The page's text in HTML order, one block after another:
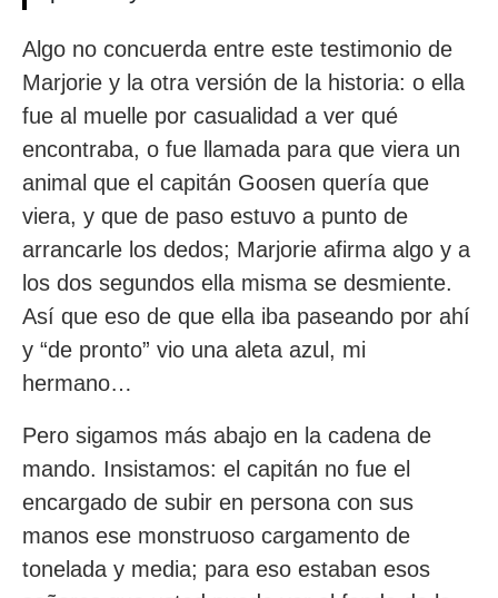
Algo no concuerda entre este testimonio de
Marjorie y la otra versión de la historia: o ella
fue al muelle por casualidad a ver qué
encontraba, o fue llamada para que viera un
animal que el capitán Goosen quería que
viera, y que de paso estuvo a punto de
arrancarle los dedos; Marjorie afirma algo y a
los dos segundos ella misma se desmiente.
Así que eso de que ella iba paseando por ahí
y “de pronto” vio una aleta azul, mi
hermano…
Pero sigamos más abajo en la cadena de
mando. Insistamos: el capitán no fue el
encargado de subir en persona con sus
manos ese monstruoso cargamento de
tonelada y media; para eso estaban esos